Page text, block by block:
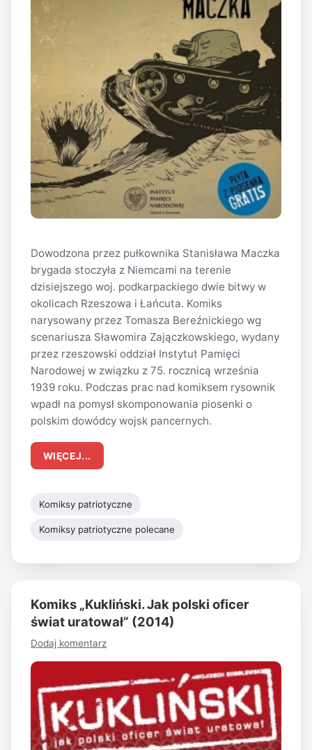
Dowodzona przez pułkownika Stanisława Maczka
brygada stoczyła z Niemcami na terenie
dzisiejszego woj. podkarpackiego dwie bitwy w
okolicach Rzeszowa i Łańcuta. Komiks
narysowany przez Tomasza Bereźnickiego wg
scenariusza Sławomira Zajączkowskiego, wydany
przez rzeszowski oddział Instytut Pamięci
Narodowej w związku z 75. rocznicą września
1939 roku. Podczas prac nad komiksem rysownik
wpadł na pomysł skomponowania piosenki o
polskim dowódcy wojsk pancernych.
WIĘCEJ...
Komiksy patriotyczne
Komiksy patriotyczne polecane
Komiks „Kukliński. Jak polski oficer
świat uratował” (2014)
Dodaj komentarz